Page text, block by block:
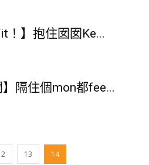
！】抱住囡囡Ke...
】隔住個mon都fee...
13 14